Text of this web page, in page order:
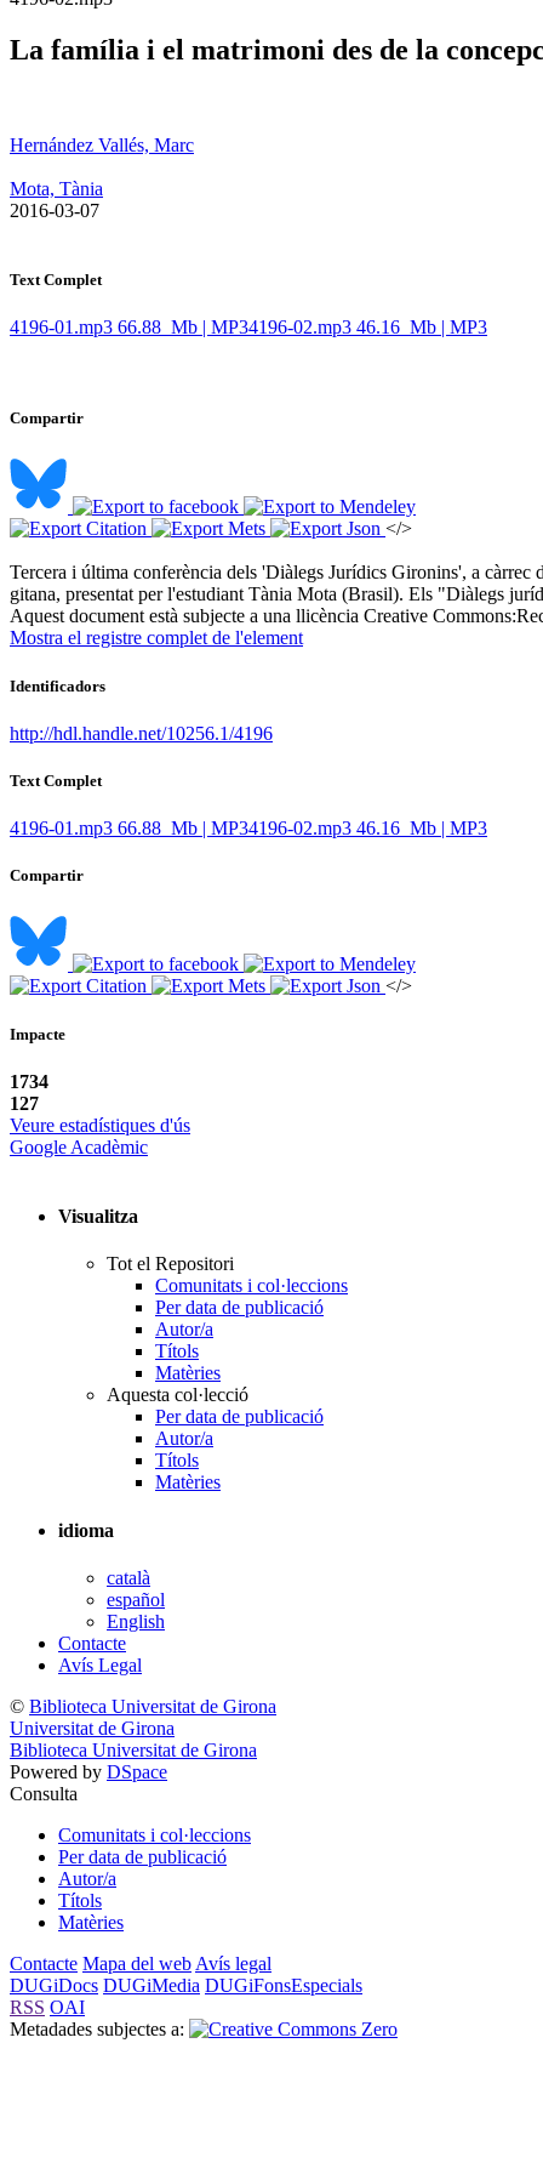
La família i el matrimoni des de la
Hernández Vallés, Marc
Mota, Tània
​ 2016-03-07
Text Complet
4196-01.mp3 66.88 Mb | MP34196-02.mp3 46.16 Mb | MP3
Compartir
</>
Tercera i última conferència dels 'Diàlegs Jurídics Gironins', a
gitana, presentat per l'estudiant Tània Mota (Brasil). Els "Diàlegs
Aquest document està subjecte a una llicència Creative Commons:
Mostra el registre complet de l'element
Identificadors
http://hdl.handle.net/10256.1/4196
Text Complet
4196-01.mp3 66.88 Mb | MP34196-02.mp3 46.16 Mb | MP3
Compartir
</>
Impacte
1734
127
Veure estadístiques d'ús
Google Acadèmic
Visualitza
Tot el Repositori
Comunitats i col·leccions
Per data de publicació
Autor/a
Títols
Matèries
Aquesta col·lecció
Per data de publicació
Autor/a
Títols
Matèries
idioma
català
español
English
Contacte
Avís Legal
© Biblioteca Universitat de Girona
Universitat de Girona
Biblioteca Universitat de Girona
Powered by DSpace
Consulta
Comunitats i col·leccions
Per data de publicació
Autor/a
Títols
Matèries
Contacte Mapa del web Avís legal
DUGiDocs DUGiMedia DUGiFonsEspecials
RSS OAI
Metadades subjectes a: